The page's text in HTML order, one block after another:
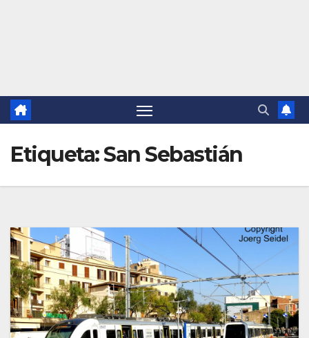
Etiqueta:San Sebastián